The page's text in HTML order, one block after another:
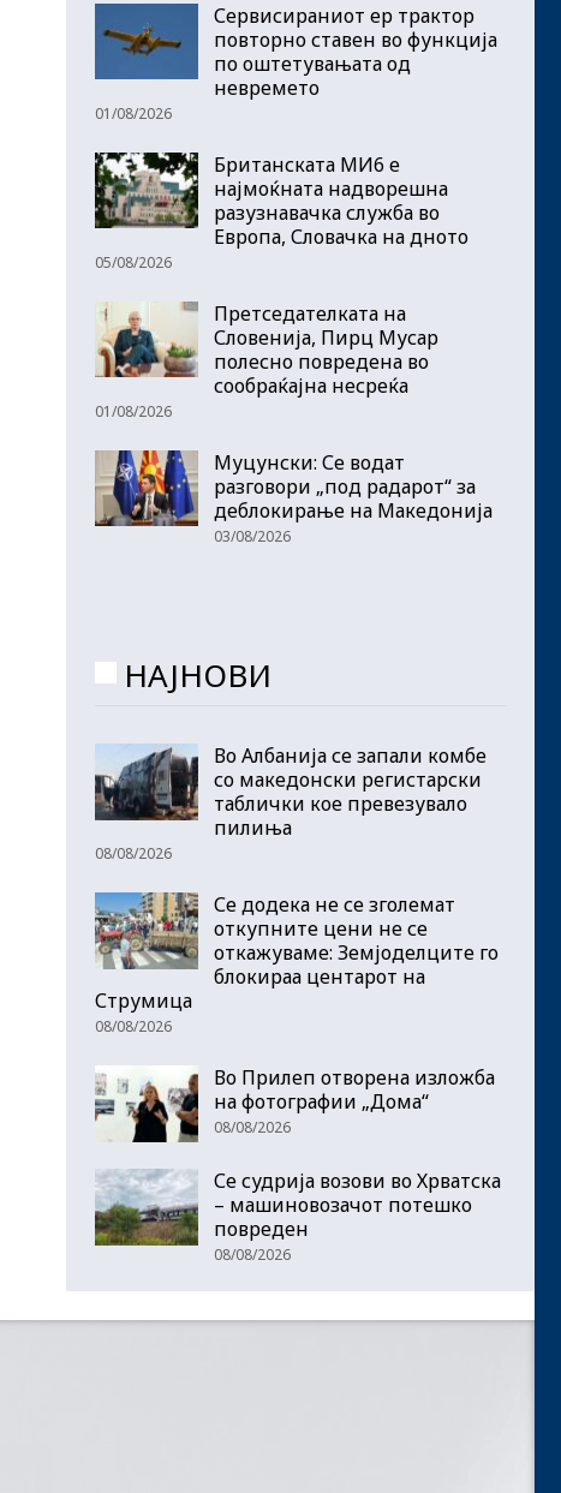
Сервисираниот ер трактор
повторно ставен во функција
по оштетувањата од
невремето
01/08/2026
Британската МИ6 е
најмоќната надворешна
разузнавачка служба во
Европа, Словачка на дното
05/08/2026
Претседателката на
Словенија, Пирц Мусар
полесно повредена во
сообраќајна несреќа
01/08/2026
Муцунски: Се водат
разговори „под радарот“ за
деблокирање на Македонија
03/08/2026
НАЈНОВИ
Во Албанија се запали комбе
со македонски регистарски
таблички кое превезувало
пилиња
08/08/2026
Се додека не се зголемат
откупните цени не се
откажуваме: Земјоделците го
блокираа центарот на
Струмица
08/08/2026
Во Прилеп отворена изложба
на фотографии „Дома“
08/08/2026
Се судрија возови во Хрватска
– машиновозачот потешко
повреден
08/08/2026